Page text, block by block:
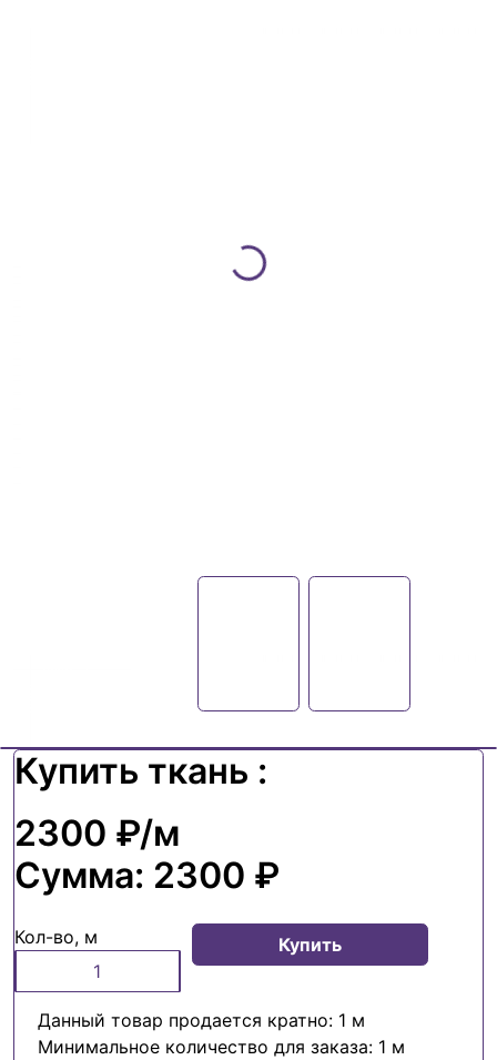
Купить ткань :
2300 ₽/м
Сумма: 2300 ₽
Кол-во, м Купить
Данный товар продается кратно: 1 м
Минимальное количество для заказа: 1 м